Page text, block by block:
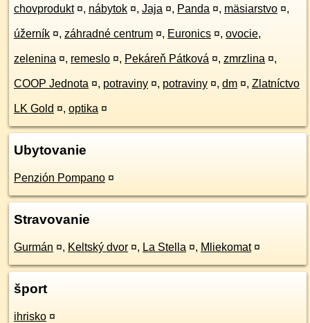
chovprodukt ¤, nábytok ¤, Jaja ¤, Panda ¤, mäsiarstvo ¤,
úžerník ¤, záhradné centrum ¤, Euronics ¤, ovocie,
zelenina ¤, remeslo ¤, Pekáreň Pátková ¤, zmrzlina ¤,
COOP Jednota ¤, potraviny ¤, potraviny ¤, dm ¤, Zlatníctvo
LK Gold ¤, optika ¤
Ubytovanie
Penzión Pompano ¤
Stravovanie
Gurmán ¤, Keltský dvor ¤, La Stella ¤, Mliekomat ¤
šport
ihrisko ¤